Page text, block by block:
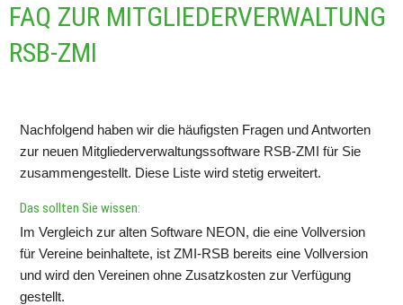
FAQ ZUR MITGLIEDERVERWALTUNG
RSB-ZMI
Nachfolgend haben wir die häufigsten Fragen und Antworten
zur neuen Mitgliederverwaltungssoftware RSB-ZMI für Sie
zusammengestellt. Diese Liste wird stetig erweitert.
Das sollten Sie wissen:
Im Vergleich zur alten Software NEON, die eine Vollversion
für Vereine beinhaltete, ist ZMI-RSB bereits eine Vollversion
und wird den Vereinen ohne Zusatzkosten zur Verfügung
gestellt.